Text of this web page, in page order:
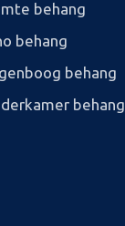
behang
behang
behang
behang